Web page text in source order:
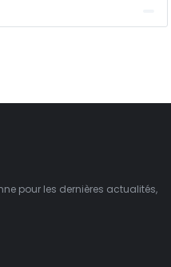
pour les dernières actualités,